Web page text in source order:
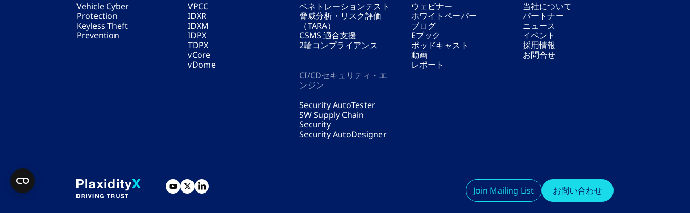
Vehicle Cyber
Protection
Keyless Theft
Prevention
VPCC
IDXR
IDXM
IDPX
TDPX
vCore
vDome
ペネトレーションテスト
脅威分析・リスク評価
（TARA）
CSMS 適合支援
2輪コンプライアンス
CI/CDセキュリティ・エ
ンジン
Security AutoTester
SW Supply Chain
Security
Security AutoDesigner
ウェビナー
ホワイトペーパー
ブログ
Eブック
ポッドキャスト
動画
レポート
当社について
パートナー
ニュース
イベント
採用情報
お問合せ
Join Mailing List お問い合わせ